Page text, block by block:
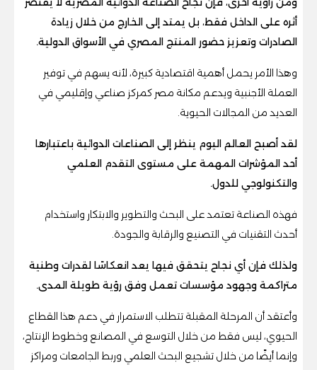
أثره على الداخل فقط، بل يمتد إلى الخارج من خلال زيادة
الصادرات وتعزيز حضور المنتج المصري في الأسواق الدولية.
وهذا الأمر يحمل أهمية اقتصادية كبيرة، لأنه يسهم في توفير
العملة الأجنبية ويدعم مكانة مصر كمركز صناعي وإقليمي في
العديد من المجالات الحيوية.
لقد أصبح العالم اليوم ينظر إلى الصناعات الدوائية باعتبارها
أحد المؤشرات المهمة على مستوى التقدم العلمي
والتكنولوجي للدول.
فهذه الصناعة تعتمد على البحث والتطوير والابتكار واستخدام
أحدث التقنيات في التصنيع والرقابة والجودة.
ولذلك فإن أي نجاح يتحقق فيها يعد انعكاسًا لقدرات وطنية
متراكمة وجهود مؤسسات تعمل وفق رؤية طويلة المدى.
وأعتقد أن المرحلة المقبلة تتطلب الاستمرار في دعم هذا القطاع
الحيوي، ليس فقط من خلال التوسع في المصانع وخطوط الإنتاج،
وإنما أيضًا من خلال تشجيع البحث العلمي وربط الجامعات ومراكز